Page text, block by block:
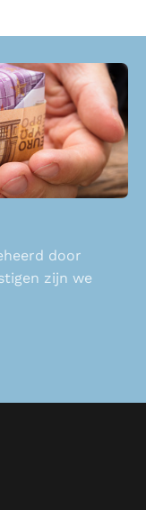
door
zijn we